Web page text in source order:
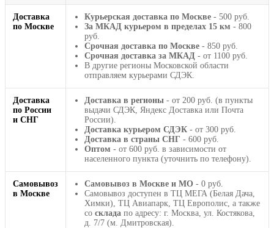
Доставка
по Москве
Курьерская доставка по Москве - 500 руб.
За МКАД курьером в пределах 15 км - 800
руб.
Срочная доставка по Москве - 850 руб.
Срочная доставка за МКАД - от 1100 руб.
В другие регионы Московской области
отправляем курьерами СДЭК.
Доставка
по России
и СНГ
Доставка в регионы - от 200 руб. (в пункты
выдачи СДЭК, Яндекс Доставка или Почта
России).
Доставка курьером СДЭК - от 300 руб.
Доставка в страны СНГ - 600 руб.
Оптом - от 600 руб. в зависимости от
населенного пункта (уточнить по телефону).
Самовывоз
в Москве
Самовывоз в Москве и МО - 0 руб.
Самовывоз доступен в ТЦ МЕГА (Белая Дача,
Химки), ТЦ Авиапарк, ТЦ Европолис, а также
со склада по адресу: г. Москва, ул. Костякова,
д. 7/7 (м. Дмитровская).